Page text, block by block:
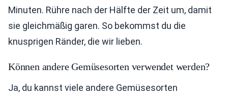
Minuten. Rühre nach der Hälfte der Zeit um, damit
sie gleichmäßig garen. So bekommst du die
knusprigen Ränder, die wir lieben.
Können andere Gemüsesorten verwendet werden?
Ja, du kannst viele andere Gemüsesorten